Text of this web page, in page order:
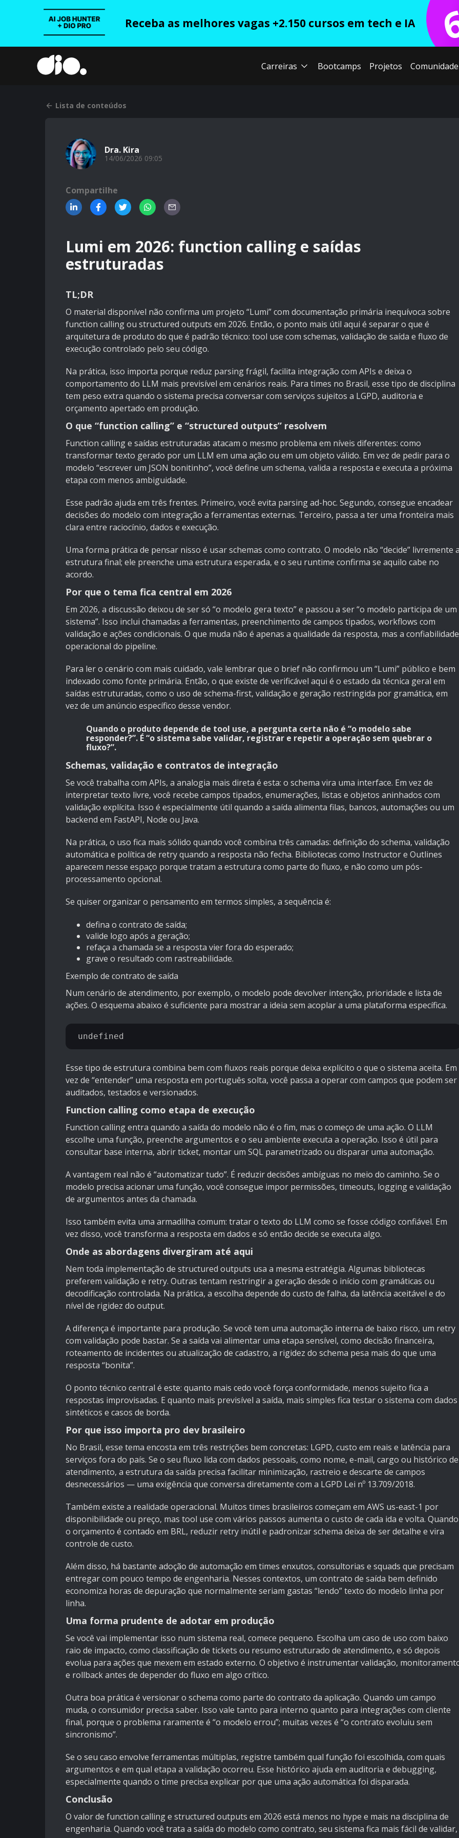
Receba as melhores vagas +2.150 cursos em tech e IA
Carreiras Bootcamps Projetos Comunidade
Lista de conteúdos
Dra. Kira
14/06/2026 09:05
Compartilhe
Lumi em 2026: function calling e saídas
estruturadas
TL;DR
O material disponível não confirma um projeto “Lumi” com documentação primária inequívoca sobre
function calling ou structured outputs em 2026. Então, o ponto mais útil aqui é separar o que é
arquitetura de produto do que é padrão técnico: tool use com schemas, validação de saída e fluxo de
execução controlado pelo seu código.
Na prática, isso importa porque reduz parsing frágil, facilita integração com APIs e deixa o
comportamento do LLM mais previsível em cenários reais. Para times no Brasil, esse tipo de disciplina
tem peso extra quando o sistema precisa conversar com serviços sujeitos a LGPD, auditoria e
orçamento apertado em produção.
O que “function calling” e “structured outputs” resolvem
Function calling e saídas estruturadas atacam o mesmo problema em níveis diferentes: como
transformar texto gerado por um LLM em uma ação ou em um objeto válido. Em vez de pedir para o
modelo “escrever um JSON bonitinho”, você define um schema, valida a resposta e executa a próxima
etapa com menos ambiguidade.
Esse padrão ajuda em três frentes. Primeiro, você evita parsing ad-hoc. Segundo, consegue encadear
decisões do modelo com integração a ferramentas externas. Terceiro, passa a ter uma fronteira mais
clara entre raciocínio, dados e execução.
Uma forma prática de pensar nisso é usar schemas como contrato. O modelo não “decide” livremente
estrutura final; ele preenche uma estrutura esperada, e o seu runtime confirma se aquilo cabe no
acordo.
Por que o tema fica central em 2026
Em 2026, a discussão deixou de ser só “o modelo gera texto” e passou a ser “o modelo participa de um
sistema”. Isso inclui chamadas a ferramentas, preenchimento de campos tipados, workflows com
validação e ações condicionais. O que muda não é apenas a qualidade da resposta, mas a confiabilidade
operacional do pipeline.
Para ler o cenário com mais cuidado, vale lembrar que o brief não confirmou um “Lumi” público e bem
indexado como fonte primária. Então, o que existe de verificável aqui é o estado da técnica geral em
saídas estruturadas, como o uso de schema-first, validação e geração restringida por gramática, em
vez de um anúncio específico desse vendor.
Quando o produto depende de tool use, a pergunta certa não é “o modelo sabe
responder?”. É “o sistema sabe validar, registrar e repetir a operação sem quebrar o
fluxo?”.
Schemas, validação e contratos de integração
Se você trabalha com APIs, a analogia mais direta é esta: o schema vira uma interface. Em vez de
interpretar texto livre, você recebe campos tipados, enumerações, listas e objetos aninhados com
validação explícita. Isso é especialmente útil quando a saída alimenta filas, bancos, automações ou um
backend em FastAPI, Node ou Java.
Na prática, o uso fica mais sólido quando você combina três camadas: definição do schema, validação
automática e política de retry quando a resposta não fecha. Bibliotecas como Instructore Outlines
aparecem nesse espaço porque tratam a estrutura como parte do fluxo, e não como um pós-
processamento opcional.
Se quiser organizar o pensamento em termos simples, a sequência é:
defina o contrato de saída;
valide logo após a geração;
refaça a chamada se a resposta vier fora do esperado;
grave o resultado com rastreabilidade.
Exemplo de contrato de saída
Num cenário de atendimento, por exemplo, o modelo pode devolver intenção, prioridade e lista de
ações. O esquema abaixo é suficiente para mostrar a ideia sem acoplar a uma plataforma específica.
Esse tipo de estrutura combina bem com fluxos reais porque deixa explícito o que o sistema aceita. Em
vez de “entender” uma resposta em português solta, você passa a operar com campos que podem ser
auditados, testados e versionados.
Function calling como etapa de execução
Function calling entra quando a saída do modelo não é o fim, mas o começo de uma ação. O LLM
escolhe uma função, preenche argumentos e o seu ambiente executa a operação. Isso é útil para
consultar base interna, abrir ticket, montar um SQL parametrizado ou disparar uma automação.
A vantagem real não é “automatizar tudo”. É reduzir decisões ambíguas no meio do caminho. Se o
modelo precisa acionar uma função, você consegue impor permissões, timeouts, logging e validação
de argumentos antes da chamada.
Isso também evita uma armadilha comum: tratar o texto do LLM como se fosse código confiável. Em
vez disso, você transforma a resposta em dados e só então decide se executa algo.
Onde as abordagens divergiram até aqui
Nem toda implementação de structured outputs usa a mesma estratégia. Algumas bibliotecas
preferem validação e retry. Outras tentam restringir a geração desde o início com gramáticas ou
decodificação controlada. Na prática, a escolha depende do custo de falha, da latência aceitável e do
nível de rigidez do output.
A diferença é importante para produção. Se você tem uma automação interna de baixo risco, um retry
com validação pode bastar. Se a saída vai alimentar uma etapa sensível, como decisão financeira,
roteamento de incidentes ou atualização de cadastro, a rigidez do schema pesa mais do que uma
resposta “bonita”.
O ponto técnico central é este: quanto mais cedo você força conformidade, menos sujeito fica a
respostas improvisadas. E quanto mais previsível a saída, mais simples fica testar o sistema com dados
sintéticos e casos de borda.
Por que isso importa pro dev brasileiro
No Brasil, esse tema encosta em três restrições bem concretas: LGPD, custo em reais e latência para
serviços fora do país. Se o seu fluxo lida com dados pessoais, como nome, e-mail, cargo ou histórico de
atendimento, a estrutura da saída precisa facilitar minimização, rastreio e descarte de campos
desnecessários — uma exigência que conversa diretamente com a LGPD Lei nº 13.709/2018.
Também existe a realidade operacional. Muitos times brasileiros começam em AWS us-east-1 por
disponibilidade ou preço, mas tool use com vários passos aumenta o custo de cada ida e volta. Quando
o orçamento é contado em BRL, reduzir retry inútil e padronizar schema deixa de ser detalhe e vira
controle de custo.
Além disso, há bastante adoção de automação em times enxutos, consultorias e squads que precisam
entregar com pouco tempo de engenharia. Nesses contextos, um contrato de saída bem definido
economiza horas de depuração que normalmente seriam gastas “lendo” texto do modelo linha por
linha.
Uma forma prudente de adotar em produção
Se você vai implementar isso num sistema real, comece pequeno. Escolha um caso de uso com baixo
raio de impacto, como classificação de tickets ou resumo estruturado de atendimento, e só depois
evolua para ações que mexem em estado externo. O objetivo é instrumentar validação,
e rollback antes de depender do fluxo em algo crítico.
Outra boa prática é versionar o schema como parte do contrato da aplicação. Quando um campo
muda, o consumidor precisa saber. Isso vale tanto para interno quanto para integrações com cliente
final, porque o problema raramente é “o modelo errou”; muitas vezes é “o contrato evoluiu sem
sincronismo”.
Se o seu caso envolve ferramentas múltiplas, registre também qual função foi escolhida, com quais
argumentos e em qual etapa a validação ocorreu. Esse histórico ajuda em auditoria e debugging,
especialmente quando o time precisa explicar por que uma ação automática foi disparada.
Conclusão
O valor de function calling e structured outputs em 2026 está menos no hype e mais na disciplina de
engenharia. Quando você trata a saída do modelo como contrato, seu sistema fica mais fácil de validar,